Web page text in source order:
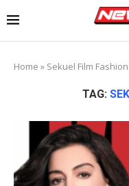
Home » Sekuel Film Fashion
TAG: